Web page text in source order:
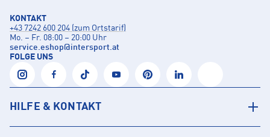
KONTAKT
+43 7242 600 204 (zum Ortstarif)
Mo. – Fr. 08:00 – 20:00 Uhr
service.eshop@intersport.at
FOLGE UNS
HILFE & KONTAKT